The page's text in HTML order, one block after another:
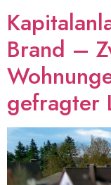
Brand –
gefragter